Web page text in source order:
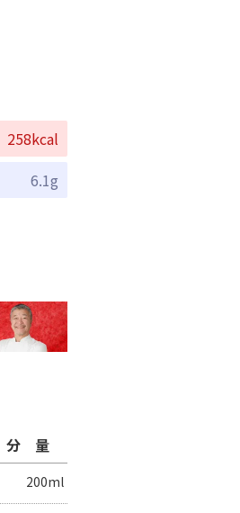
258kcal
6.1g
分量
200ml